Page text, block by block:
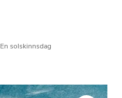
En solskinnsdag